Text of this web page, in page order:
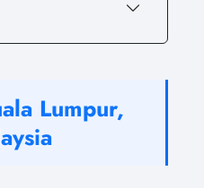
Lumpur,